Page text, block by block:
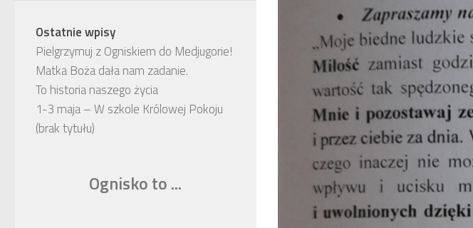
Ostatnie wpisy
Pielgrzymuj z Ogniskiem do Medjugorie!
Matka Boża dała nam zadanie.
To historia naszego życia
1-3 maja – W szkole Królowej Pokoju
(brak tytułu)
Ognisko to ...